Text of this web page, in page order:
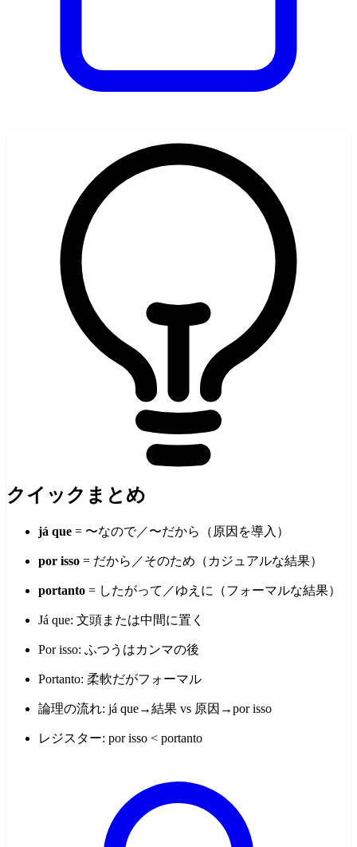
クイックまとめ
já que = 〜なので／〜だから（原因を導入）
por isso = だから／そのため（カジュアルな結果）
portanto = したがって／ゆえに（フォーマルな結果）
Já que: 文頭または中間に置く
Por isso: ふつうはカンマの後
Portanto: 柔軟だがフォーマル
論理の流れ: já que→結果 vs 原因→por isso
レジスター: por isso < portanto